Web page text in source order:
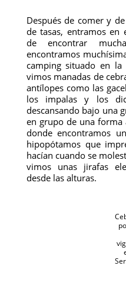
Después de comer y
de tasas, entramos en
de encontrar
encontramos
camping situado en la
vimos manadas de
antílopes como las
los impalas y los
descansando bajo una
en grupo de una forma
donde encontramos
hipopótamos que
hacían cuando se
vimos unas jirafas
desde las alturas.